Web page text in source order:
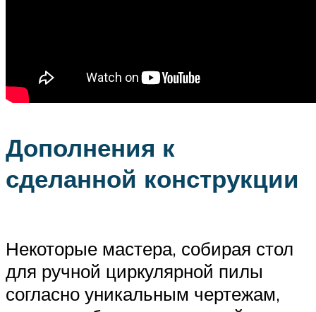
Дополнения к
сделанной конструкции
Некоторые мастера, собирая стол
для ручной циркулярной пилы
согласно уникальным чертежам,